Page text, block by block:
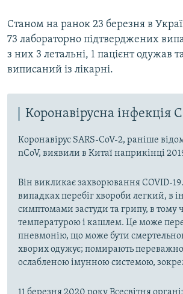
Станом на ранок 23 березня в
73 лабораторно підтверджених
з них 3 летальні, 1 пацієнт одужав
виписаний із лікарні.​
Коронавірусна інфекція
Коронавірус SARS-CoV-2, раніше
nCoV, виявили в Китаї наприкінці
Він викликає захворювання COVID-
випадках перебіг хвороби легкий, в
симптомами застуди та грипу, в тому
температурою і кашлем. Це може
пневмонію, що може бути
хворих одужує; помирають
ослабленою імунною системою,